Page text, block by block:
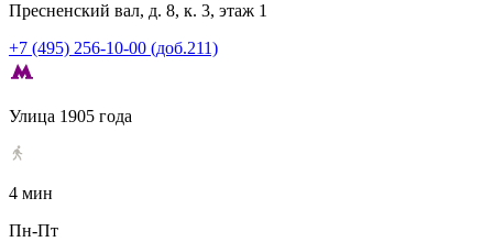
Пресненский вал, д. 8, к. 3, этаж 1
+7 (495) 256-10-00 (доб.211)
Улица 1905 года
4 мин
Пн-Пт